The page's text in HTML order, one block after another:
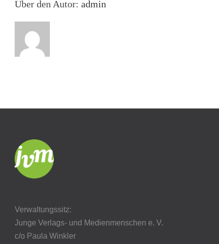
Über den Autor: admin
Verwaltungssitz:
Junge Verlags- und Medienmenschen e. V.
c/o Paula Winkler